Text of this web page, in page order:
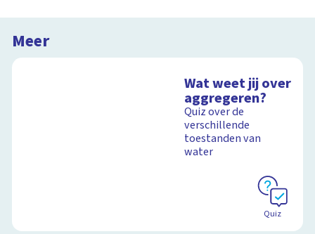
Meer
Wat weet jij over
aggregeren?
Quiz over de
verschillende
toestanden van
water
Quiz